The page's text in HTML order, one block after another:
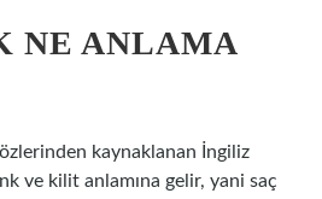
NE ANLAMA
kaynaklanan İngiliz
ve kilit anlamına gelir, yani saç